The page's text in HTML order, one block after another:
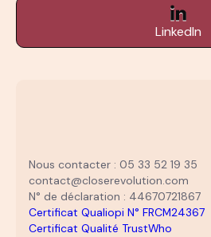
LinkedIn
Nous contacter : 05 33 52 19 35
contact@closerevolution.com
N° de déclaration : 44670721867
Certificat Qualiopi N° FRCM24367
Certificat Qualité TrustWho